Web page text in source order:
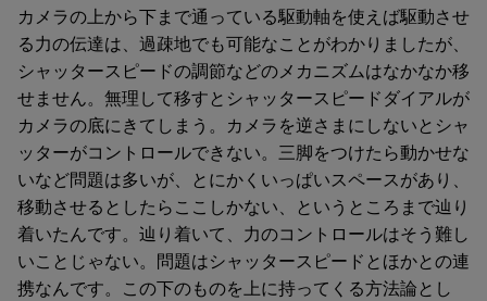
カメラの上から下まで通っている駆動軸を使えば駆動させ
る力の伝達は、過疎地でも可能なことがわかりましたが、
シャッタースピードの調節などのメカニズムはなかなか移
せません。無理して移すとシャッタースピードダイアルが
カメラの底にきてしまう。カメラを逆さまにしないとシャ
ッターがコントロールできない。三脚をつけたら動かせな
いなど問題は多いが、とにかくいっぱいスペースがあり、
移動させるとしたらここしかない、というところまで辿り
着いたんです。辿り着いて、力のコントロールはそう難し
いことじゃない。問題はシャッタースピードとほかとの連
携なんです。この下のものを上に持ってくる方法論とし